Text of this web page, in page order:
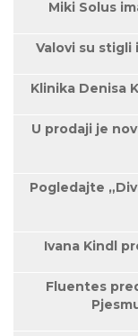
Miki Solus
Valovi su stigli
Klinika Denisa
U prodaji je
Pogledajte
Ivana Kindl
Fluentes